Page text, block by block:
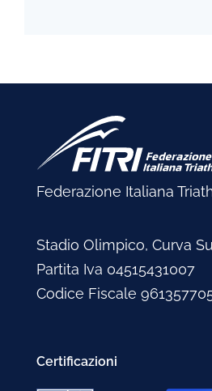
Federazione Italiana
Stadio Olimpico, Curva
Partita Iva 04515431007
Codice Fiscale
Certificazioni